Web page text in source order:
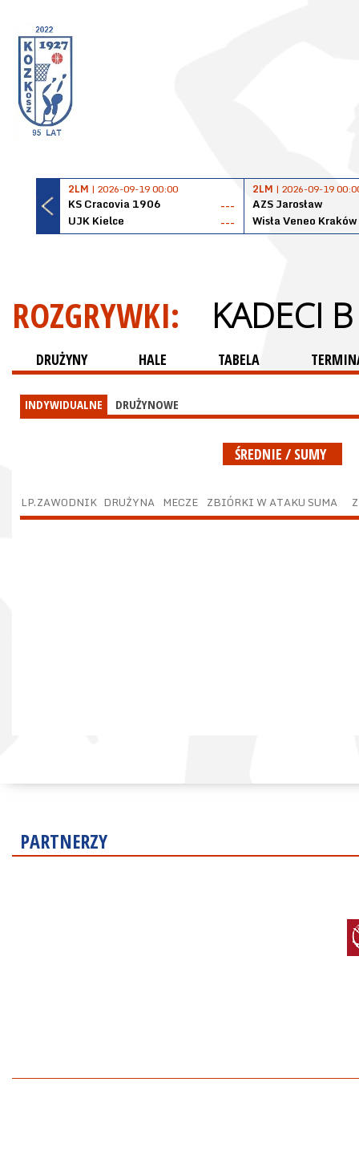
2LM | 2026-09-19 00:00
KS Cracovia 1906
---
UJK Kielce
---
2LM | 2026-09-19
AZS Jarosław
Wisła Veneo Kraków
ROZGRYWKI: KADECI
DRUŻYNY HALE TABELA
INDYWIDUALNE DRUŻYNOWE
ŚREDNIE / SUMY
LP.ZAWODNIK DRUŻYNA MECZE ZBIÓRKI W ATAKU SUMA
PARTNERZY